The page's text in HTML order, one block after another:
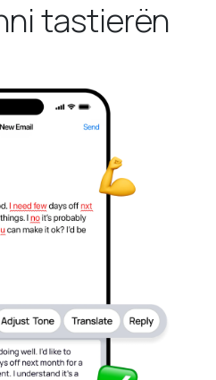
tastierën